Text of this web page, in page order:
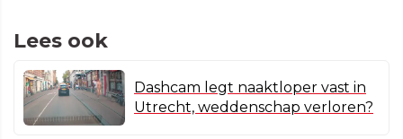
Lees ook
Dashcam legt naaktloper vast in
Utrecht, weddenschap verloren?